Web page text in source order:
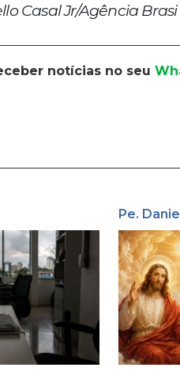
Casal Jr/Agência Brasi
notícias no seu
Pe.